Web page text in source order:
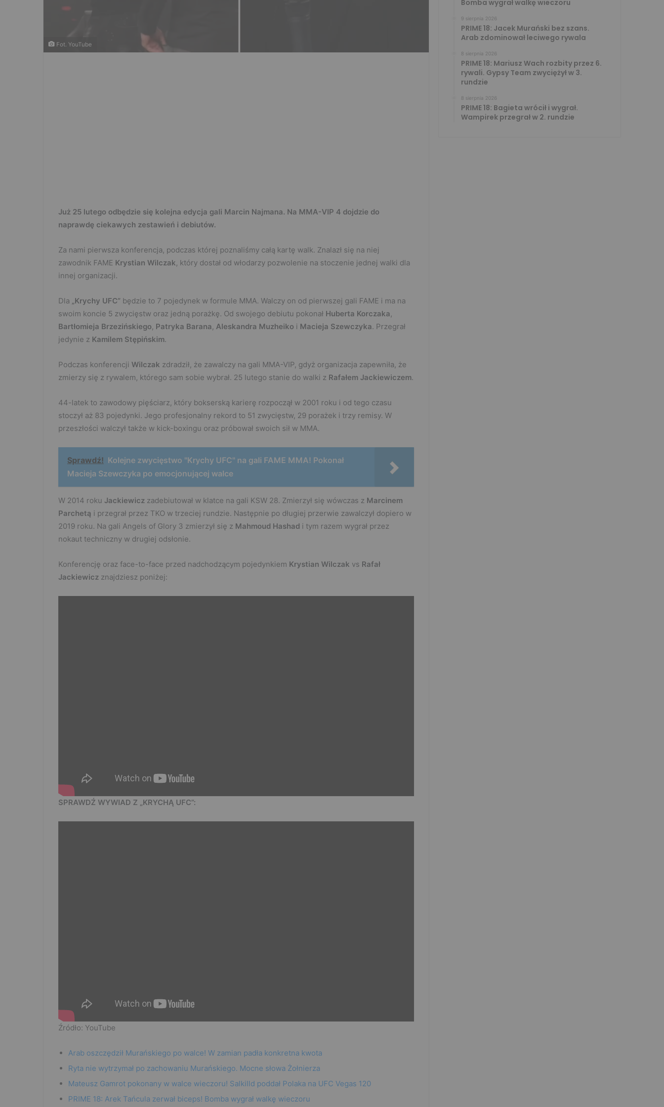
Fot. YouTube
Już 25 lutego odbędzie się kolejna edycja gali Marcin Najmana. Na MMA-VIP 4 dojdzie do
naprawdę ciekawych zestawień i debiutów.
Za nami pierwsza konferencja, podczas której poznaliśmy całą kartę walk. Znalazł się na niej
zawodnik FAME Krystian Wilczak, który dostał od włodarzy pozwolenie na stoczenie jednej walki dla
innej organizacji.
Dla „Krychy UFC” będzie to 7 pojedynek w formule MMA. Walczy on od pierwszej gali FAME i ma na
swoim koncie 5 zwycięstw oraz jedną porażkę. Od swojego debiutu pokonał Huberta Korczaka,
Bartłomieja Brzezińskiego, Patryka Barana, Aleskandra Muzheiko i Macieja Szewczyka. Przegrał
jedynie z Kamilem Stępińskim.
Podczas konferencji Wilczak zdradził, że zawalczy na gali MMA-VIP, gdyż organizacja zapewniła, że
zmierzy się z rywalem, którego sam sobie wybrał. 25 lutego stanie do walki z Rafałem Jackiewiczem.
44-latek to zawodowy pięściarz, który bokserską karierę rozpoczął w 2001 roku i od tego czasu
stoczył aż 83 pojedynki. Jego profesjonalny rekord to 51 zwycięstw, 29 porażek i trzy remisy. W
przeszłości walczył także w kick-boxingu oraz próbował swoich sił w MMA.
Sprawdź! Kolejne zwycięstwo "Krychy UFC" na gali FAME MMA! Pokonał
Macieja Szewczyka po emocjonującej walce
W 2014 roku Jackiewicz zadebiutował w klatce na gali KSW 28. Zmierzył się wówczas z Marcinem
Parchetą i przegrał przez TKO w trzeciej rundzie. Następnie po długiej przerwie zawalczył dopiero w
2019 roku. Na gali Angels of Glory 3 zmierzył się z Mahmoud Hashad i tym razem wygrał przez
nokaut techniczny w drugiej odsłonie.
Konferencję oraz face-to-face przed nadchodzącym pojedynkiem Krystian Wilczak vs Rafał
Jackiewicz znajdziesz poniżej:
SPRAWDŹ WYWIAD Z „KRYCHĄ UFC”:
Źródło: YouTube
Arab oszczędził Murańskiego po walce! W zamian padła konkretna kwota
Ryta nie wytrzymał po zachowaniu Murańskiego. Mocne słowa Żołnierza
Mateusz Gamrot pokonany w walce wieczoru! Salkilld poddał Polaka na UFC Vegas 120
PRIME 18: Arek Tańcula zerwał biceps! Bomba wygrał walkę wieczoru
Bomba wygrał walkę wieczoru
9 sierpnia 2026
PRIME 18: Jacek Murański bez szans.
Arab zdominował leciwego rywala
8 sierpnia 2026
PRIME 18: Mariusz Wach rozbity przez 6.
rywali. Gypsy Team zwyciężył w 3.
rundzie
8 sierpnia 2026
PRIME 18: Bagieta wrócił i wygrał.
Wampirek przegrał w 2. rundzie